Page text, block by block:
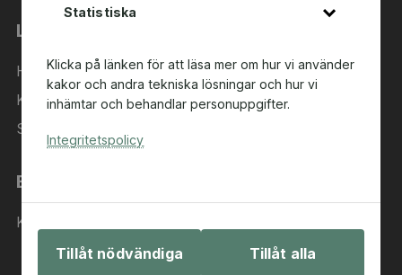
Statistiska
Klicka på länken för att läsa mer om hur vi använder
kakor och andra tekniska lösningar och hur vi
inhämtar och behandlar personuppgifter.
Integritetspolicy
Tillåt nödvändiga Tillåt alla
Länkar
Hem
Kategorier
Sök i sortimentet
Behöver du hjälp?
Kontakta oss